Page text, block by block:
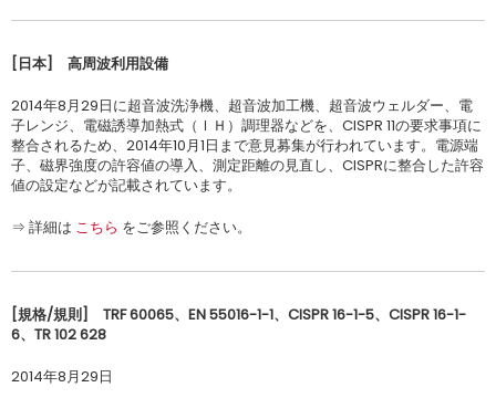
[日本] 高周波利用設備
2014年8月29日に超音波洗浄機、超音波加工機、超音波ウェルダー、電
子レンジ、電磁誘導加熱式（ＩＨ）調理器などを、CISPR 11の要求事項に
整合されるため、2014年10月1日まで意見募集が行われています。電源端
子、磁界強度の許容値の導入、測定距離の見直し、CISPRに整合した許容
値の設定などが記載されています。
⇒ 詳細は こちら をご参照ください。
[規格/規則]
TRF 60065、EN 55016-1-1、CISPR 16-1-5、CISPR 16-1-
6、TR 102 628
2014年8月29日